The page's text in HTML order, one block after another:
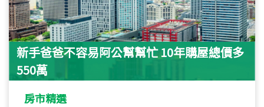
新手爸爸不容易阿公幫幫忙 10年購屋總價多
550萬
房市精選